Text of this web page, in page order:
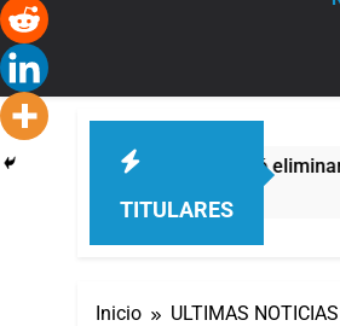
TITULARES
el Gobierno debió eliminar otro
Inicio ULTIMAS NOTICIAS